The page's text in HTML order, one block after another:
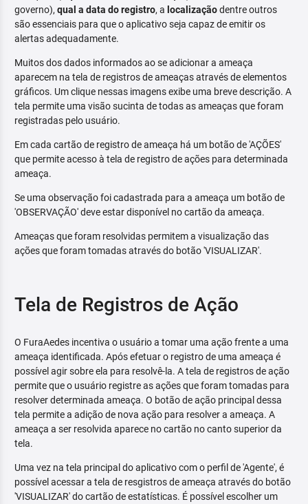
governo), qual a data do registro, a localizaçãodentre outros
são essenciais para que o aplicativo seja capaz de emitir os
alertas adequadamente.
Muitos dos dados informados ao se adicionar a ameaça
aparecem na tela de registros de ameaças através de elementos
gráficos. Um clique nessas imagens exibe uma breve descrição. A
tela permite uma visão sucinta de todas as ameaças que foram
registradas pelo usuário.
Em cada cartão de registro de ameaça há um botão de 'AÇÕES'
que permite acesso à tela de registro de ações para determinada
ameaça.
Se uma observação foi cadastrada para a ameaça um botão de
'OBSERVAÇÃO' deve estar disponível no cartão da ameaça.
Ameaças que foram resolvidas permitem a visualização das
ações que foram tomadas através do botão 'VISUALIZAR'.
Tela de Registros de Ação
O FuraAedes incentiva o usuário a tomar uma ação frente a uma
ameaça identificada. Após efetuar o registro de uma ameaça é
possível agir sobre ela para resolvê-la. A tela de registros de ação
permite que o usuário registre as ações que foram tomadas para
resolver determinada ameaça. O botão de ação principal dessa
tela permite a adição de nova ação para resolver a ameaça. A
ameaça a ser resolvida aparece no cartão no canto superior da
tela.
Uma vez na tela principal do aplicativo com o perfil de 'Agente', é
possível acessar a tela de resgistros de ameaça através do botão
'VISUALIZAR' do cartão de estatísticas. É possível escolher um